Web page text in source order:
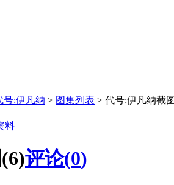
号:伊凡纳 > 图集列表 > 代号:伊凡纳截图
料
评论(0)